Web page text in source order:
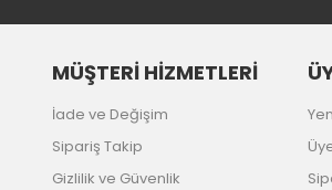
MÜŞTERİ HİZMETLERİ
İade ve Değişim
Sipariş Takip
Gizlilik ve Güvenlik